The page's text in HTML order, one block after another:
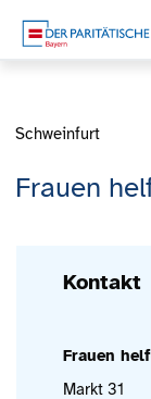
Frauen
Schweinfurt
Kontakt
Frauen
Markt 31